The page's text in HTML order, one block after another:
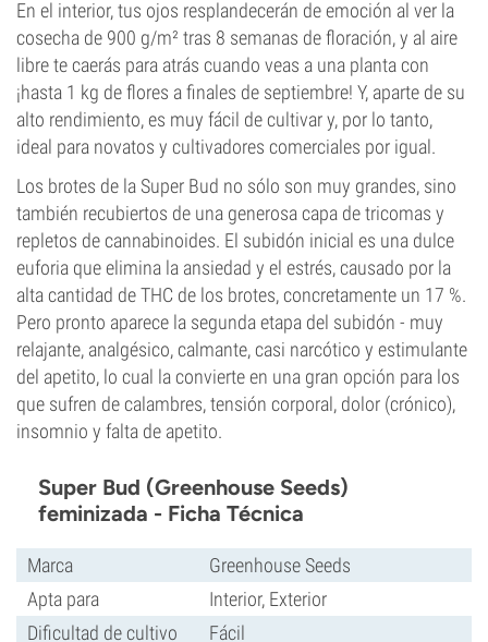
En el interior, tus ojos resplandecerán de emoción al ver la
cosecha de 900 g/m² tras 8 semanas de floración, y al aire
libre te caerás para atrás cuando veas a una planta con
¡hasta 1 kg de flores a finales de septiembre! Y, aparte de su
alto rendimiento, es muy fácil de cultivar y, por lo tanto,
ideal para novatos y cultivadores comerciales por igual.
Los brotes de la Super Bud no sólo son muy grandes, sino
también recubiertos de una generosa capa de tricomas y
repletos de cannabinoides. El subidón inicial es una dulce
euforia que elimina la ansiedad y el estrés, causado por la
alta cantidad de THC de los brotes, concretamente un 17 %.
Pero pronto aparece la segunda etapa del subidón - muy
relajante, analgésico, calmante, casi narcótico y estimulante
del apetito, lo cual la convierte en una gran opción para los
que sufren de calambres, tensión corporal, dolor (crónico),
insomnio y falta de apetito.
Super Bud (Greenhouse Seeds)
feminizada - Ficha Técnica
Marca
Greenhouse Seeds
Apta para
Interior, Exterior
Dificultad de cultivo
Fácil